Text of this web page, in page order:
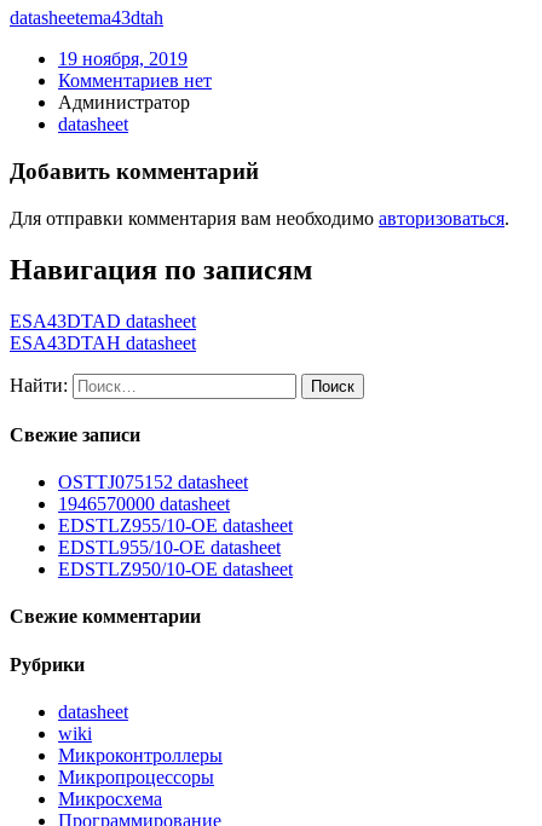
datasheetema43dtah
19 ноября, 2019
Комментариев нет
Администратор
datasheet
Добавить комментарий
Для отправки комментария вам необходимо авторизоваться.
Навигация по записям
ESA43DTAD datasheet
ESA43DTAH datasheet
Найти:
Свежие записи
OSTTJ075152 datasheet
1946570000 datasheet
EDSTLZ955/10-OE datasheet
EDSTL955/10-OE datasheet
EDSTLZ950/10-OE datasheet
Свежие комментарии
Рубрики
datasheet
wiki
Микроконтроллеры
Микропроцессоры
Микросхема
Программирование